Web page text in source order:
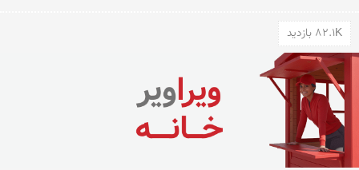
82.1K بازدید